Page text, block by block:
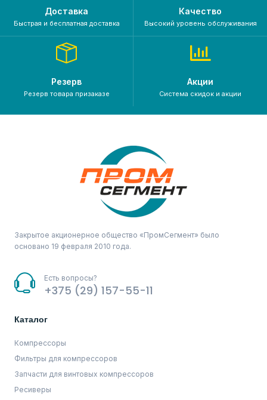
Доставка
Быстрая и бесплатная доставка
Качество
Высокий уровень обслуживания
Резерв
Резерв товара призаказе
Акции
Система скидок и акции
Закрытое акционерное общество «ПромСегмент» было
основано 19 февраля 2010 года.
Есть вопросы?
+375 (29) 157-55-11
Каталог
Компрессоры
Фильтры для компрессоров
Запчасти для винтовых компрессоров
Ресиверы